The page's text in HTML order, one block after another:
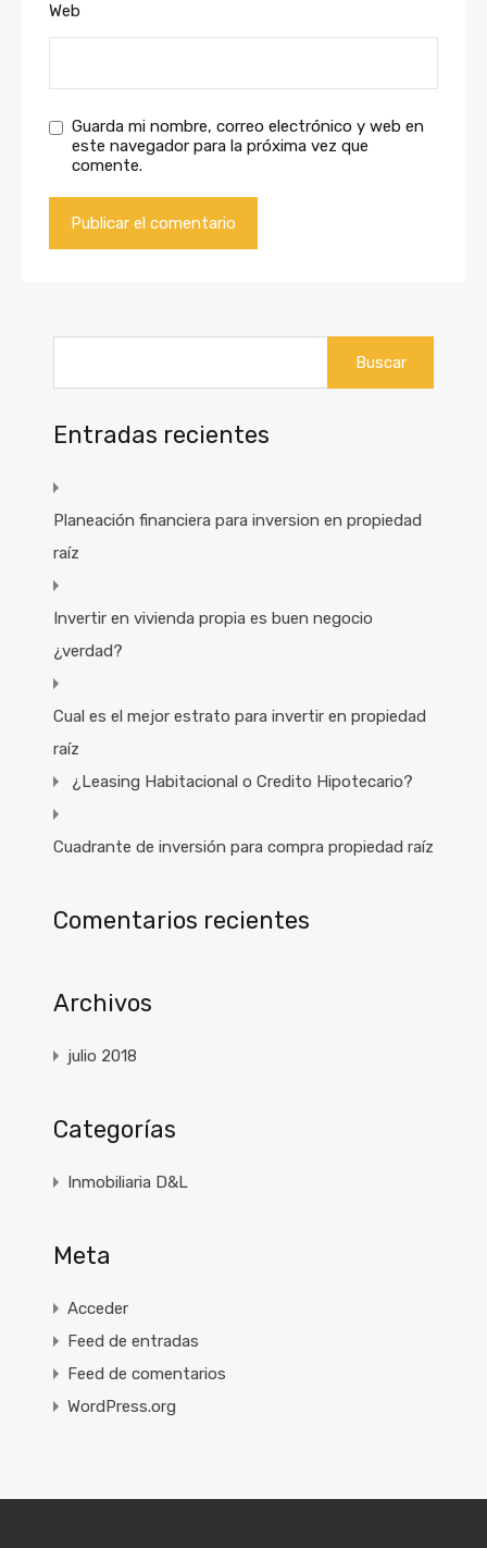
Web
Guarda mi nombre, correo electrónico y web en
este navegador para la próxima vez que
comente.
Entradas recientes
Planeación financiera para inversion en propiedad
raíz
Invertir en vivienda propia es buen negocio
¿verdad?
Cual es el mejor estrato para invertir en propiedad
raíz
¿Leasing Habitacional o Credito Hipotecario?
Cuadrante de inversión para compra propiedad raíz
Comentarios recientes
Archivos
julio 2018
Categorías
Inmobiliaria D&L
Meta
Acceder
Feed de entradas
Feed de comentarios
WordPress.org